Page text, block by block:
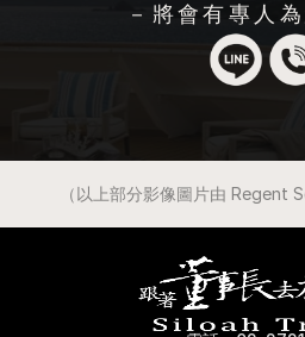
－將會有專人
（以上部分影像圖片由 Regent